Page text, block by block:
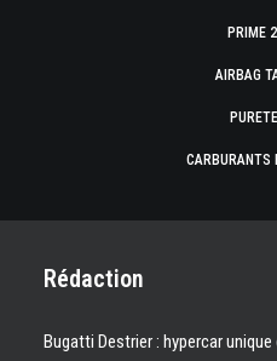
PRIME
AIRBAG
CARBURANTS
Rédaction
Bugatti Destrier : hypercar